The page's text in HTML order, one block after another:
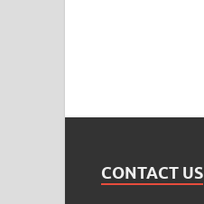
CONTACT US